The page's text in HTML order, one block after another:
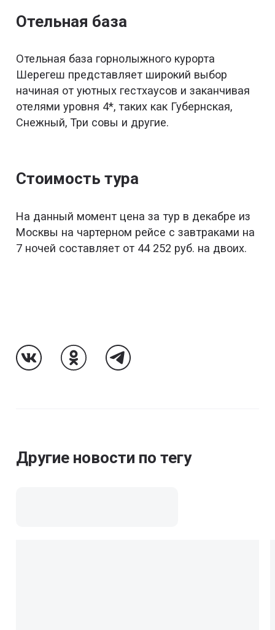
Отельная база
Отельная база горнолыжного курорта
Шерегеш представляет широкий выбор
начиная от уютных гестхаусов и заканчивая
отелями уровня 4*, таких как Губернская,
Снежный, Три совы и другие.
Стоимость тура
На данный момент цена за тур в декабре из
Москвы на чартерном рейсе с завтраками на
7 ночей составляет от 44 252 руб. на двоих.
Другие новости по тегу